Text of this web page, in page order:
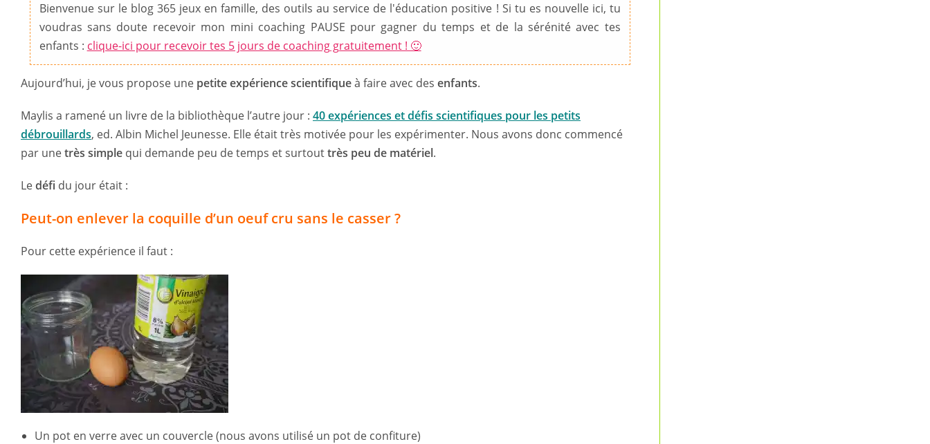
Bienvenue sur le blog 365 jeux en famille, des outils au service de l'éducation positive ! Si tu es nouvelle ici, tu
voudras sans doute recevoir mon mini coaching PAUSE pour gagner du temps et de la sérénité avec tes
enfants : clique-ici pour recevoir tes 5 jours de coaching gratuitement ! 🙂
Aujourd’hui, je vous propose une petite expérience scientifiqueà faire avec des enfants.
Maylis a ramené un livre de la bibliothèque l’autre jour : 40 expériences et défis scientifiques pour les petits
débrouillards, ed. Albin Michel Jeunesse. Elle était très motivée pour les expérimenter. Nous avons donc commencé
par unetrès simple qui demande peu de temps et surtouttrès peu de matériel.
Ledéfi du jour était :
Peut-on enlever la coquille d’un oeuf cru sans le casser ?
Pour cette expérience il faut :
Un pot en verre avec un couvercle (nous avons utilisé un pot de confiture)